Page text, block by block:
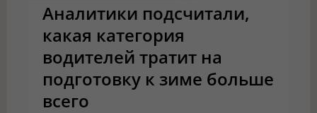
Аналитики подсчитали,
какая категория
водителей тратит на
подготовку к зиме больше
всего